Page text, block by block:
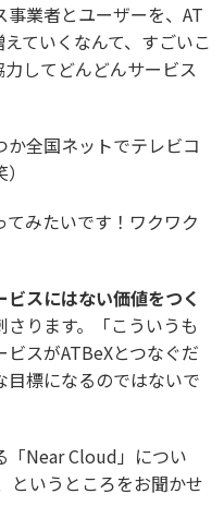
業者とユーザーを、AT
ていくなんて、すごいこ
してどんどんサービス
全国ネットでテレビコ
みたいです！ワクワク
ビスにはない価値をつく
さります。「こういうも
スがATBeXとつなぐだ
目標になるのではないで
「Near Cloud」につい
というところをお聞かせ